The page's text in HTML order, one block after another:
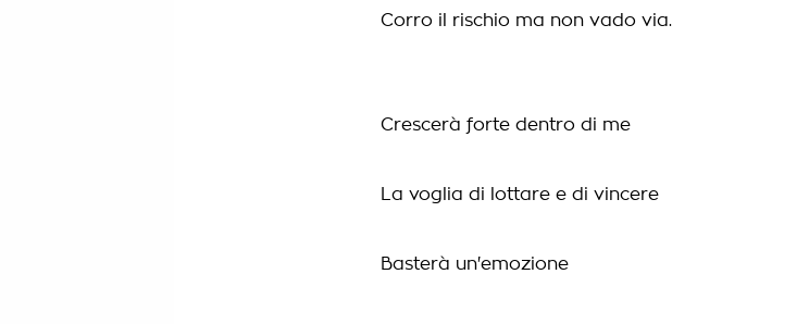
Corro il rischio ma non vado via.
Crescerà forte dentro di me
La voglia di lottare e di vincere
Basterà un'emozione